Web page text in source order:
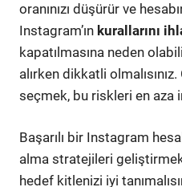
oranınızı düşürür ve
Instagram’ın kurallarını
kapatılmasına neden
alırken dikkatli
seçmek, bu riskleri en aza
Başarılı bir Instagram
alma stratejileri
hedef kitlenizi iyi